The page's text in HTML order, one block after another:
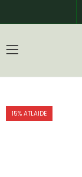
15% ATLAIDE